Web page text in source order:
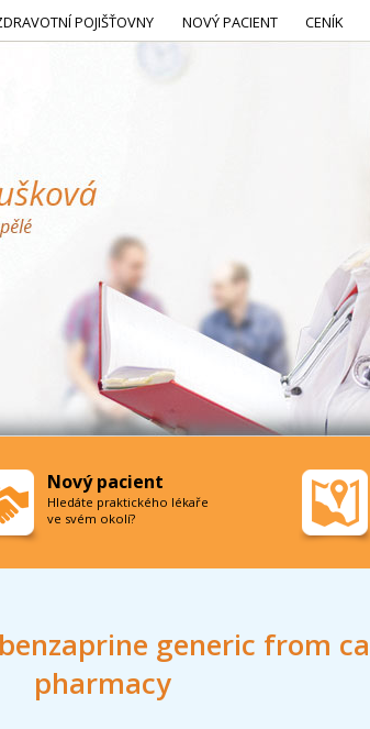
generic from
pharmacy
POJIŠŤOVNY NOVÝ PACIENT CENÍK
Nový pacient
Hledáte praktického lékaře
ve svém okolí?